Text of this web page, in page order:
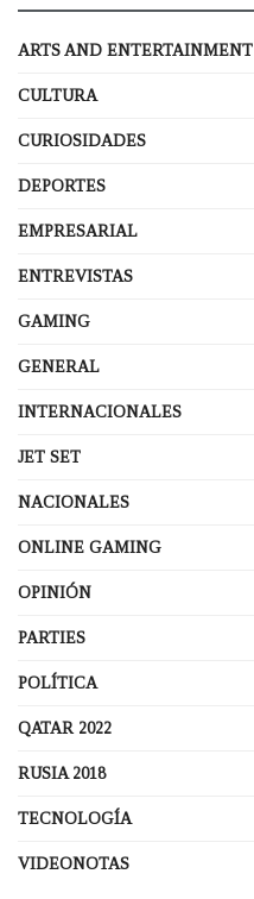
ARTS AND ENTERTAINMENT
CULTURA
CURIOSIDADES
DEPORTES
EMPRESARIAL
ENTREVISTAS
GAMING
GENERAL
INTERNACIONALES
JET SET
NACIONALES
ONLINE GAMING
OPINIÓN
PARTIES
POLÍTICA
QATAR 2022
RUSIA 2018
TECNOLOGÍA
VIDEONOTAS